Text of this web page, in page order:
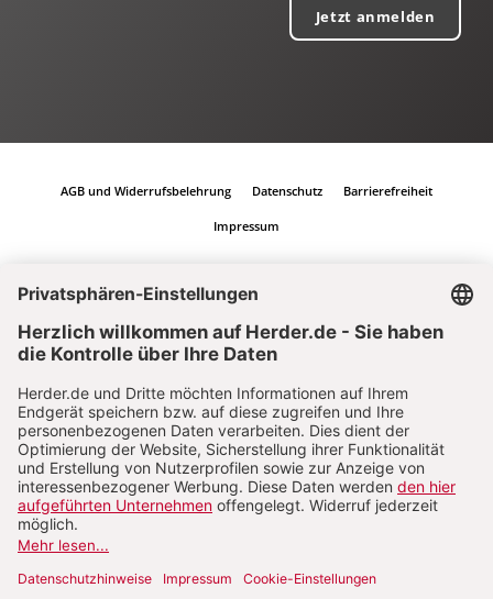
Jetzt anmelden
AGB und Widerrufsbelehrung Datenschutz Barrierefreiheit
Impressum
Vertrag widerrufen